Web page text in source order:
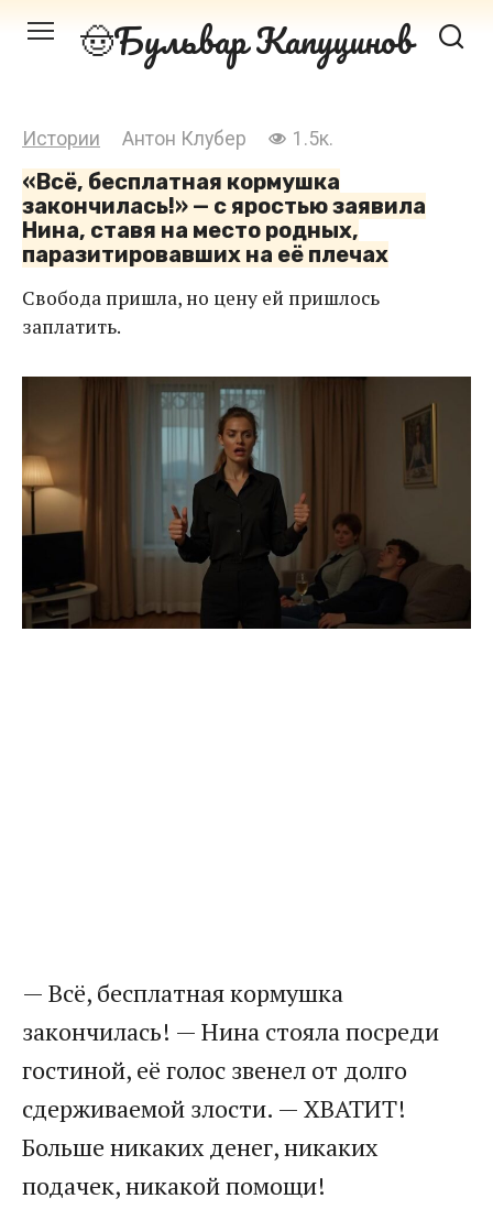
Перейти Бульвар Капуцинов
Истории Антон Клубер 1.5к.
«Всё, бесплатная кормушка
закончилась!» — с яростью заявила
Нина, ставя на место родных,
паразитировавших на её плечах
Свобода пришла, но цену ей пришлось
заплатить.
— Всё, бесплатная кормушка
закончилась! — Нина стояла посреди
гостиной, её голос звенел от долго
сдерживаемой злости. — ХВАТИТ!
Больше никаких денег, никаких
подачек, никакой помощи!